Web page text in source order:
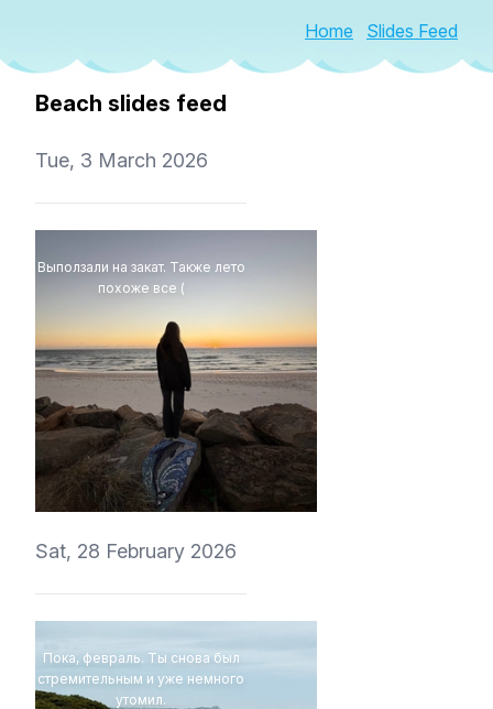
Home Slides Feed
Beach slides feed
Tue, 3 March 2026
Выползали на закат. Также лето
похоже все (
4Eki
Sat, 28 February 2026
Пока, февраль. Ты снова был
стремительным и уже немного
утомил.